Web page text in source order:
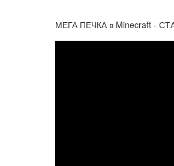
МЕГА ПЕЧКА в Minecraft -